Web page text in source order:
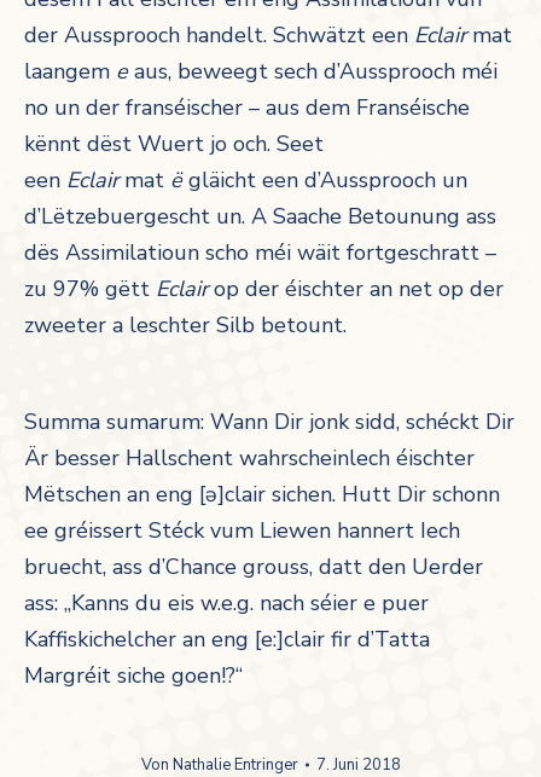
der Aussprooch handelt. Schwätzt een Eclairmat
laangem eaus, beweegt sech d’Aussprooch méi
no un der franséischer – aus dem Franséische
kënnt dëst Wuert jo och. Seet
een Eclairmat ëgläicht een d’Aussprooch un
d’Lëtzebuergescht un. A Saache Betounung ass
dës Assimilatioun scho méi wäit fortgeschratt –
zu 97% gëtt Eclairop der éischter an net op der
zweeter a leschter Silb betount.
Summa sumarum: Wann Dir jonk sidd, schéckt Dir
Är besser Hallschent wahrscheinlech éischter
Mëtschen an eng [ə]clair sichen. Hutt Dir schonn
ee gréissert Stéck vum Liewen hannert Iech
bruecht, ass d’Chance grouss, datt den Uerder
ass: „Kanns du eis w.e.g. nach séier e puer
Kaffiskichelcher an eng [e:]clair fir d’Tatta
Margréit siche goen!?“
Von Nathalie Entringer 7. Juni 2018